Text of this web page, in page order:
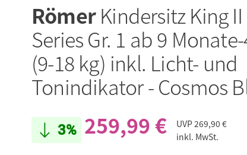
RömerKindersitz King
Series Gr. 1 ab 9
(9-18 kg) inkl. Licht- und
Tonindikator - Cosmos
3% 259,99 € UVP269,90 €
inkl. MwSt.